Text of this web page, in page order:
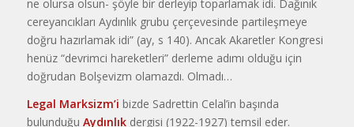
ne olursa olsun- şöyle bir derleyip toparlamak idi. Dağınık
cereyancıkları Aydınlık grubu çerçevesinde partileşmeye
doğru hazırlamak idi” (ay, s 140). Ancak Akaretler Kongresi
henüz “devrimci hareketleri” derleme adımı olduğu için
doğrudan Bolşevizm olamazdı. Olmadı…
Legal Marksizm’i bizde Sadrettin Celal’in başında
bulunduğu Aydınlık dergisi (1922-1927) temsil eder.